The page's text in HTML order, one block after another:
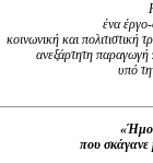
ένα
κοινωνική και πολιτιστική
ανεξάρτητη παραγωγή
υπό
που